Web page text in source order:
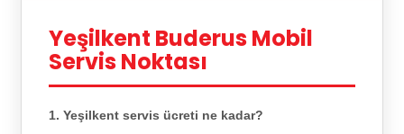
Yeşilkent Buderus Mobil
Servis Noktası
1. Yeşilkent servis ücreti ne kadar?